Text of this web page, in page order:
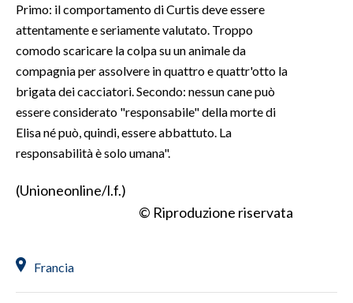
Primo: il comportamento di Curtis deve essere
attentamente e seriamente valutato. Troppo
comodo scaricare la colpa su un animale da
compagnia per assolvere in quattro e quattr'otto la
brigata dei cacciatori. Secondo: nessun cane può
essere considerato "responsabile" della morte di
Elisa né può, quindi, essere abbattuto. La
responsabilità è solo umana".
(Unioneonline/l.f.)
© Riproduzione riservata
Francia